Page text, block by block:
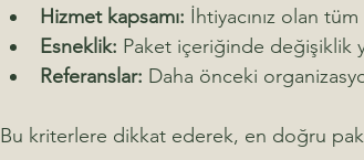
Hizmet kapsamı: İhtiyacınız olan
Esneklik: Paket içeriğinde değişiklik
Referanslar: Daha önceki
Bu kriterlere dikkat ederek, en doğru